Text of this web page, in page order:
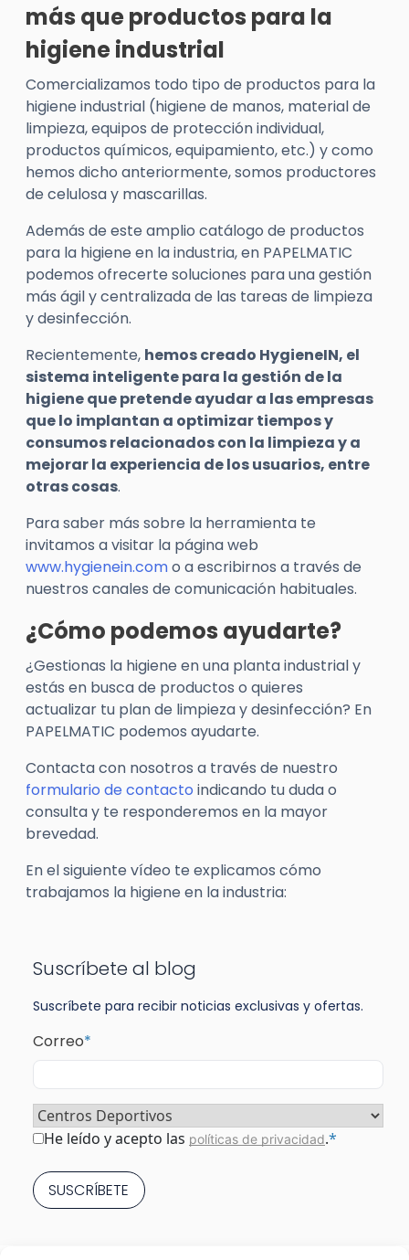
más que productos para la
higiene industrial
Comercializamos todo tipo de productos para la
higiene industrial (higiene de manos, material de
limpieza, equipos de protección individual,
productos químicos, equipamiento, etc.) y como
hemos dicho anteriormente, somos productores
de celulosa y mascarillas.
Además de este amplio catálogo de productos
para la higiene en la industria, en PAPELMATIC
podemos ofrecerte soluciones para una gestión
más ágil y centralizada de las tareas de limpieza
y desinfección.
Recientemente, hemos creado HygieneIN, el
sistema inteligente para la gestión de la
higiene que pretende ayudar a las empresas
que lo implantan a optimizar tiempos y
consumos relacionados con la limpieza y a
mejorar la experiencia de los usuarios, entre
otras cosas.
Para saber más sobre la herramienta te
invitamos a visitar la página web
www.hygienein.como a escribirnos a través de
nuestros canales de comunicación habituales.
¿Cómo podemos ayudarte?
¿Gestionas la higiene en una planta industrial y
estás en busca de productos o quieres
actualizar tu plan de limpieza y desinfección? En
PAPELMATIC podemos ayudarte.
Contacta con nosotros a través de nuestro
formulario de contacto indicando tu duda o
consulta y te responderemos en la mayor
brevedad.
En el siguiente vídeo te explicamos cómo
trabajamos la higiene en la industria:
Suscríbete al blog
Suscríbete para recibir noticias exclusivas y ofertas.
Correo*
Sector*
Consentimiento*
He leído y acepto las políticas de privacidad.*